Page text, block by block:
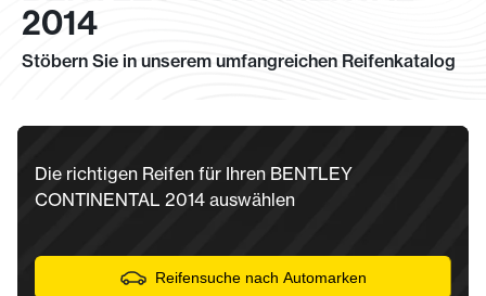
2014
Stöbern Sie in unserem umfangreichen Reifenkatalog
Die richtigen Reifen für Ihren BENTLEY
CONTINENTAL 2014 auswählen
Reifensuche nach Automarken